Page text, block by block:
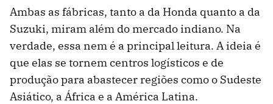
Ambas as fábricas, tanto a da Honda quanto a da
Suzuki, miram além do mercado indiano. Na
verdade, essa nem é a principal leitura. A ideia é
que elas se tornem centros logísticos e de
produção para abastecer regiões como o Sudeste
Asiático, a África e a América Latina.